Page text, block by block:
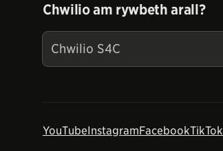
Chwilio am rywbeth arall?
YouTubeInstagramFacebookTikTok